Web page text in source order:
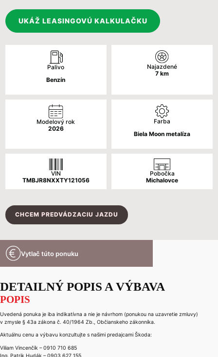
bola:
je:
090 €.
UKÁŽ LEASINGOVÚ KALKULAČKU
Palivo
Benzín
Najazdené
7 km
Modelový rok
2026
Farba
Biela Moon metalíza
VIN
TMBJR8NXXTY121056
Pobočka
Michalovce
CHCEM PREDVÁDZACIU JAZDU
Vytlač túto ponuku
DETAILNÝ POPIS A VÝBAVA
POPIS
Uvedená ponuka je iba indikatívna a nie je návrhom (ponukou na uzavretie zmluvy)
v zmysle § 43a zákona č. 40/1964 Zb., Občianskeho zákonníka.
Aktuálnu cenu a výbavu konzultujte s našimi predajcami Škoda:
Viliam Vincenčík – 0910 710 685
Ing. Patrik Hudák – 0903 627 155